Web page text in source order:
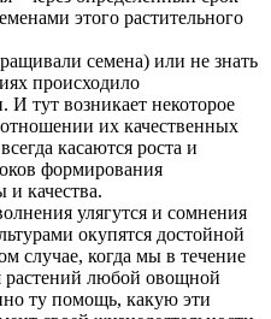
этого растительного
семена) или не знать
происходило
тут возникает некоторое
их качественных
касаются роста и
формирования
качества.
улягутся и сомнения
окупятся достойной
случае, когда мы в течение
растений любой овощной
ту помощь, какую эти